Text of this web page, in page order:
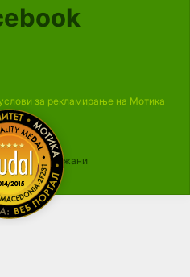
за рекламирање на Мотика
се задржани